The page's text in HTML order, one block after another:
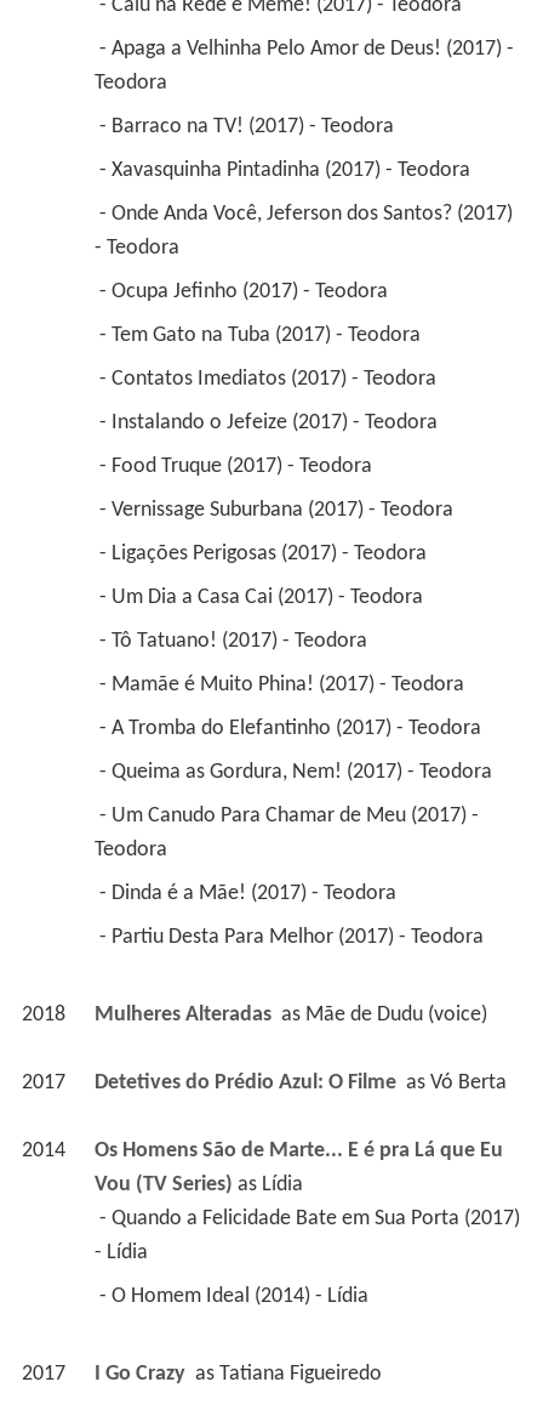
- Caiu na Rede é Meme! (2017) - Teodora
Teodora
- Barraco na TV! (2017) - Teodora
- Xavasquinha Pintadinha (2017) - Teodora
- Teodora
- Ocupa Jefinho (2017) - Teodora
- Tem Gato na Tuba (2017) - Teodora
- Contatos Imediatos (2017) - Teodora
- Instalando o Jefeize (2017) - Teodora
- Food Truque (2017) - Teodora
- Vernissage Suburbana (2017) - Teodora
- Ligações Perigosas (2017) - Teodora
- Um Dia a Casa Cai (2017) - Teodora
- Tô Tatuano! (2017) - Teodora
- Mamãe é Muito Phina! (2017) - Teodora
- A Tromba do Elefantinho (2017) - Teodora
- Queima as Gordura, Nem! (2017) - Teodora
Teodora
- Dinda é a Mãe! (2017) - Teodora
- Partiu Desta Para Melhor (2017) - Teodora
2018 Mulheres Alteradas as Mãe de Dudu (voice)
2017 Detetives do Prédio Azul: O Filme as Vó Berta
2014
Os Homens São de Marte... E é pra Lá que Eu
Vou (TV Series) as Lídia
- Lídia
- O Homem Ideal (2014) - Lídia
2017 I Go Crazy as Tatiana Figueiredo